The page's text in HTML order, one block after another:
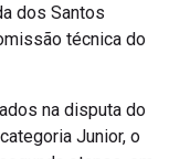
dos Santos
técnica do
na disputa do
Junior, o